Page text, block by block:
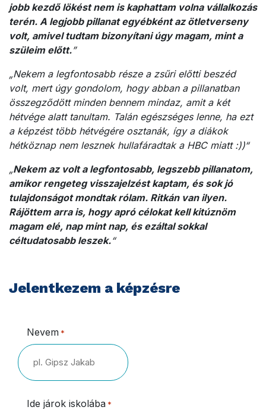
jobb kezdő lökést nem is kaphattam volna vállalkozás
terén. A legjobb pillanat egyébként az ötletverseny
volt, amivel tudtam bizonyítani úgy magam, mint a
szüleim előtt.”
„Nekem a legfontosabb része a zsűri előtti beszéd
volt, mert úgy gondolom, hogy abban a pillanatban
összegződött minden bennem mindaz, amit a két
hétvége alatt tanultam. Talán egészséges lenne, ha ezt
a képzést több hétvégére osztanák, így a diákok
hétköznap nem lesznek hullafáradtak a HBC miatt :))“
„Nekem az volt a legfontosabb, legszebb pillanatom,
amikor rengeteg visszajelzést kaptam, és sok jó
tulajdonságot mondtak rólam. Ritkán van ilyen.
Rájöttem arra is, hogy apró célokat kell kitúznöm
magam elé, nap mint nap, és ezáltal sokkal
céltudatosabb leszek.“
Jelentkezem a képzésre
Nevem *
Ide járok iskolába *